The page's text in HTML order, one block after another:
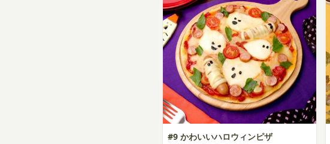
#9 かわいいハロウィンピザ